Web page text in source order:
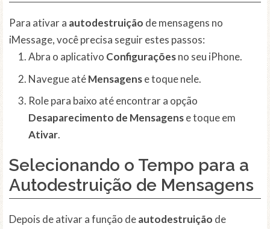
Para ativar a autodestruição de mensagens no
iMessage, você precisa seguir estes passos:
Abra o aplicativo Configuraçõesno seu iPhone.
Navegue atéMensagense toque nele.
Role para baixo até encontrar a opção
Desaparecimento de Mensagense toque em
Ativar.
Selecionando o Tempo para a
Autodestruição de Mensagens
Depois de ativar a função deautodestruição de